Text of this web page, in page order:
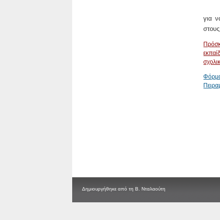
για
Δημιουργήθηκε από τη Β. Νταλαούτη